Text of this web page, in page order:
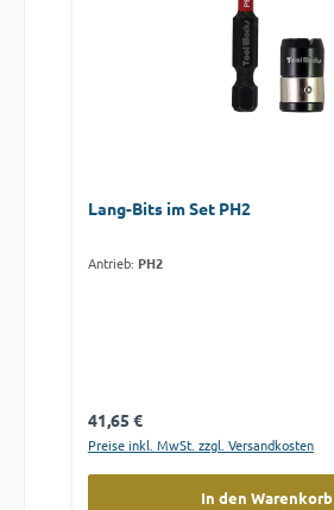
Lang-Bits im Set PH2
Antrieb: PH2
Regulärer Preis:
41,65 €
Preise inkl. MwSt. zzgl. Versandkosten
In den Warenkorb